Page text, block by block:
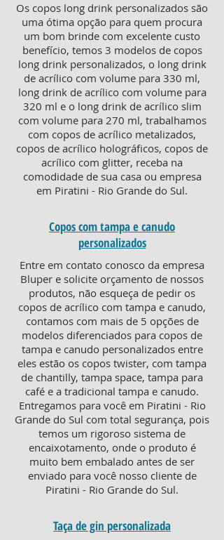
Os copos long drink personalizados são
uma ótima opção para quem procura
um bom brinde com excelente custo
benefício, temos 3 modelos de copos
long drink personalizados, o long drink
de acrílico com volume para 330 ml,
long drink de acrílico com volume para
320 ml e o long drink de acrílico slim
com volume para 270 ml, trabalhamos
com copos de acrílico metalizados,
copos de acrílico holográficos, copos de
acrílico com glitter, receba na
comodidade de sua casa ou empresa
em Piratini - Rio Grande do Sul.
Copos com tampa e canudo
personalizados
Entre em contato conosco da empresa
Bluper e solicite orçamento de nossos
produtos, não esqueça de pedir os
copos de acrílico com tampa e canudo,
contamos com mais de 5 opções de
modelos diferenciados para copos de
tampa e canudo personalizados entre
eles estão os copos twister, com tampa
de chantilly, tampa space, tampa para
café e a tradicional tampa e canudo.
Entregamos para você em Piratini - Rio
Grande do Sul com total segurança, pois
temos um rigoroso sistema de
encaixotamento, onde o produto é
muito bem embalado antes de ser
enviado para você nosso cliente de
Piratini - Rio Grande do Sul.
Taça de gin personalizada